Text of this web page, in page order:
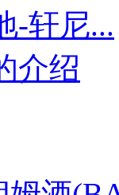
-轩尼...
介绍